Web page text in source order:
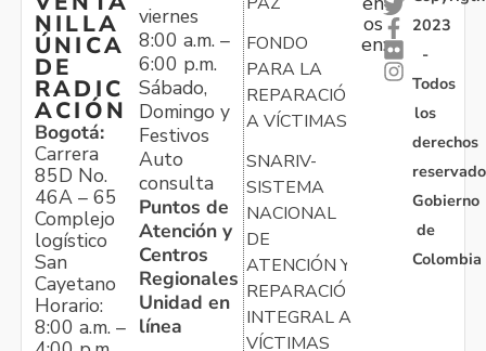
NILLA
ÚNICA
DE
RADIC
ACIÓN
Bogotá:
Carrera
85D No.
46A – 65
Complejo
logístico
San
Cayetano
Horario:
8:00 a.m. –
viernes
8:00 a.m. –
6:00 p.m.
Sábado,
Domingo y
Festivos
Auto
consulta
Puntos de
Atención y
Centros
Regionales
Unidad en
línea
FONDO
PARA LA
REPARACIÓN
A VÍCTIMAS
SNARIV-
SISTEMA
NACIONAL
DE
ATENCIÓN Y
REPARACIÓN
INTEGRAL A
VÍCTIMAS
os
en:
2023
-
Todos
los
derechos
Gobierno
de
Colombia